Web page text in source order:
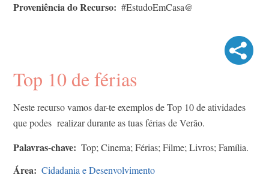
Proveniência do Recurso #EstudoEmCasa@
Top 10 de férias
Neste recurso vamos dar-te exemplos de Top 10 de atividades
que podes realizar durante as tuas férias de Verão.​
Palavras-chave Top; Cinema; Férias; Filme; Livros; Família.​
Área Cidadania e Desenvolvimento